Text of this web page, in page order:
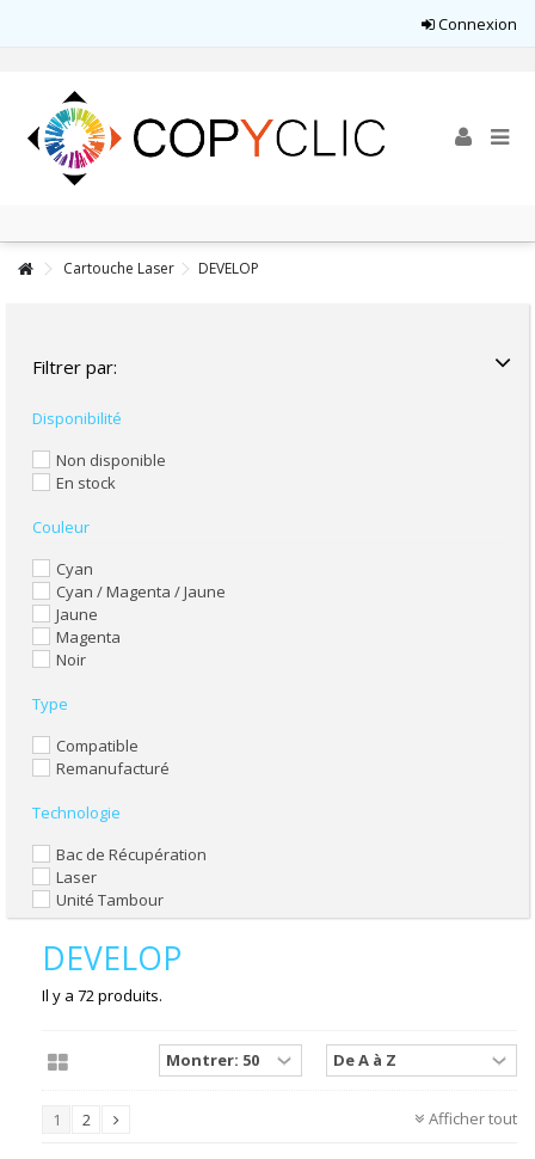
Connexion
Cartouche Laser DEVELOP
Filtrer par:
Disponibilité
Non disponible
En stock
Couleur
Cyan
Cyan / Magenta / Jaune
Jaune
Magenta
Noir
Type
Compatible
Remanufacturé
Technologie
Bac de Récupération
Laser
Unité Tambour
DEVELOP
Il y a 72 produits.
Afficher tout
1 2